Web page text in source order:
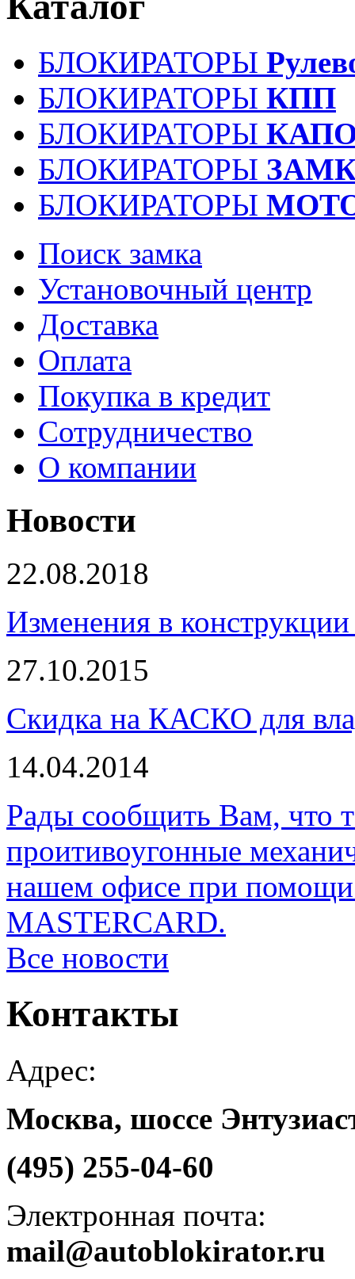
БЛОКИРАТОРЫ
БЛОКИРАТОРЫ КПП
БЛОКИРАТОРЫ
БЛОКИРАТОРЫ
БЛОКИРАТОРЫ
Поиск замка
Установочный центр
Доставка
Оплата
Покупка в кредит
Сотрудничество
О компании
Новости
22.08.2018
Изменения в
27.10.2015
Скидка на КАСКО для
14.04.2014
Рады сообщить Вам, что
проитивоугонные
нашем офисе при помощи
MASTERCARD.
Все новости
Контакты
Адрес:
Москва, шоссе
(495) 255-04-60
Электронная почта:
mail@autoblokirator.ru